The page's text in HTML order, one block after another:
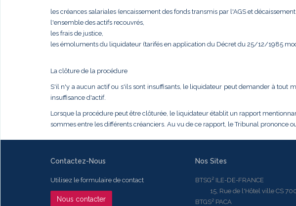
les créances salariales (encaissement des fonds transmis par l'AGS et
l'ensemble des actifs recouvrés,
les frais de justice,
les émoluments du liquidateur (tarifés en application du Décret du 25/12/1985
La clôture de la procédure
S'il n'y a aucun actif ou s'ils sont insuffisants, le liquidateur peut demander à tout
insuffisance d'actif.
Lorsque la procédure peut être clôturée, le liquidateur établit un rapport
sommes entre les différents créanciers. Au vu de ce rapport, le Tribunal prononce
Contactez-Nous
Utilisez le formulaire de contact
Nous contacter
Nos Sites
BTSG² ILE-DE-FRANCE
15, Rue de l'Hôtel ville CS
BTGS² PACA